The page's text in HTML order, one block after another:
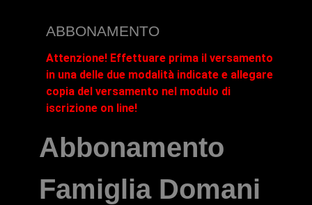
ABBONAMENTO
Attenzione! Effettuare prima il versamento
in una delle due modalità indicate e allegare
copia del versamento nel modulo di
iscrizione on line!
Abbonamento
Famiglia Domani